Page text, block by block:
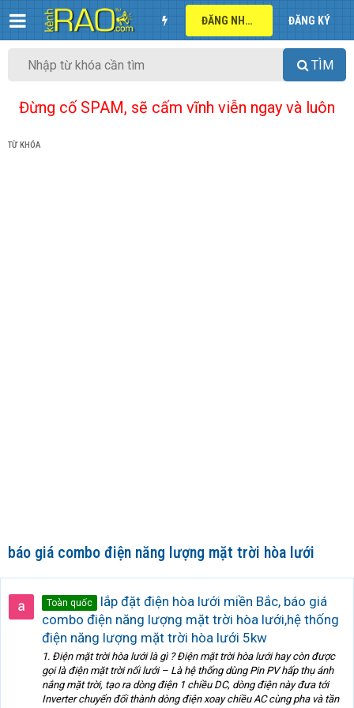
ĐĂNG NHẬP ĐĂNG KÝ
TÌM
Đừng cố SPAM, sẽ cấm vĩnh viễn ngay và luôn
TỪ KHÓA
báo giá combo điện năng lượng mặt trời hòa lưới
Toàn quốc
lắp đặt điện hòa lưới miền Bắc, báo giá
combo điện năng lượng mặt trời hòa lưới,hệ thống
điện năng lượng mặt trời hòa lưới 5kw
1. Điện mặt trời hòa lưới là gì ? Điện mặt trời hòa lưới hay còn được
gọi là điện mặt trời nối lưới – Là hệ thống dùng Pin PV hấp thụ ánh
nắng mặt trời, tạo ra dòng điện 1 chiều DC, dòng điện này đưa tới
Inverter chuyển đổi thành dòng điện xoay chiều AC cùng pha và tần